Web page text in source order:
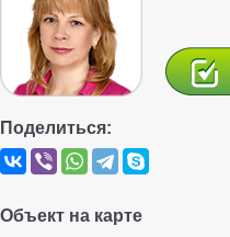
Поделиться:
Объект на карте